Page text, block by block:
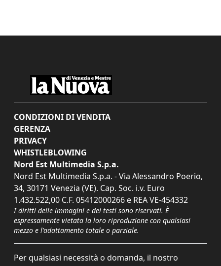
CONDIZIONI DI VENDITA
GERENZA
PRIVACY
WHISTLEBLOWING
Nord Est Multimedia S.p.a.
Nord Est Multimedia S.p.a. - Via Alessandro Poerio,
34, 30171 Venezia (VE). Cap. Soc. i.v. Euro
1.432.522,00 C.F. 05412000266 e REA VE-454332
I diritti delle immagini e dei testi sono riservati. È
espressamente vietata la loro riproduzione con qualsiasi
mezzo e l'adattamento totale o parziale.
Per qualsiasi necessità o domanda, il nostro